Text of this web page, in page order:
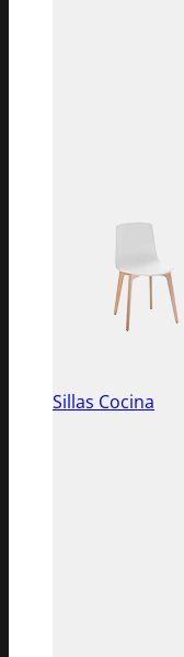
Sillas Cocina